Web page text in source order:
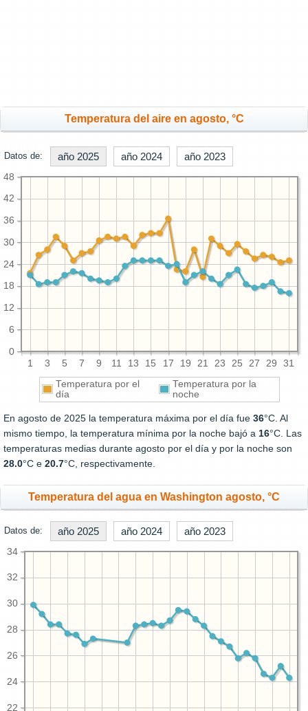
Temperatura del aire en agosto, °C
Datos de: año 2025 año 2024 año 2023
1 3 5 7 9 11 13 15 17 19 21 23 25 27 29 31
0
6
12
18
24
30
36
42
48
Temperatura por el
día
Temperatura por la
noche
En agosto de 2025 la temperatura máxima por el día fue 36°C. Al
mismo tiempo, la temperatura mínima por la noche bajó a 16°C. Las
temperaturas medias durante agosto por el día y por la noche son
28.0°C e 20.7°C, respectivamente.
Temperatura del agua en Washington agosto, °C
Datos de: año 2025 año 2024 año 2023
22
24
26
28
30
32
34